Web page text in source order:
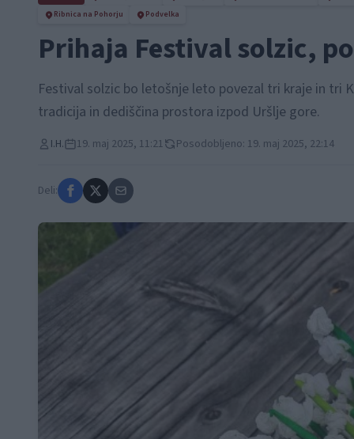
Ribnica na Pohorju
Podvelka
Prihaja Festival solzic,
Festival solzic bo letošnje leto povezal tri kraje in tri
tradicija in dediščina prostora izpod Uršlje gore.
I.H. 19. maj 2025, 11:21 Posodobljeno: 19. maj 2025, 22:14
Deli: